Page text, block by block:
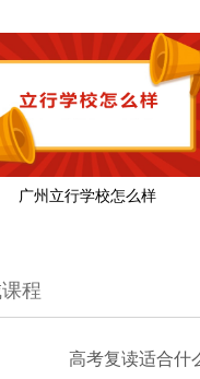
广州立行学校‌怎么样
程
高考复读适合什